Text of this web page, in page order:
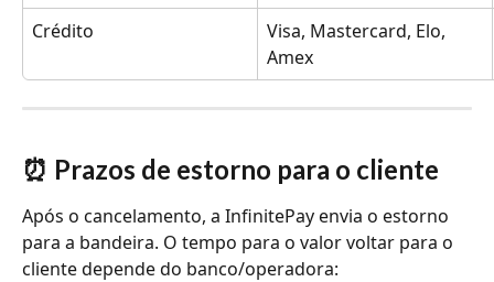
Crédito
Visa, Mastercard, Elo,
Amex
⏰ Prazos de estorno para o cliente
Após o cancelamento, a InfinitePay envia o estorno
para a bandeira. O tempo para o valor voltar para o
cliente depende do banco/operadora: